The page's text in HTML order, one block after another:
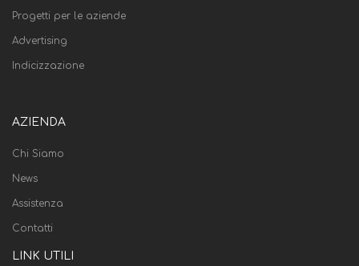
Progetti per le aziende
Advertising
Indicizzazione
AZIENDA
Chi Siamo
News
Assistenza
Contatti
LINK UTILI